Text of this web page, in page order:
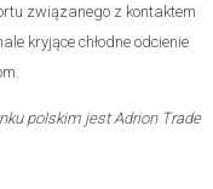
związanego z kontaktem
kryjące chłodne odcienie
polskim jest Adrion Trade